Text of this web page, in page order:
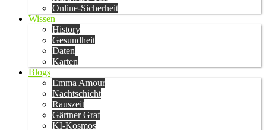
Online-Sicherheit
Wissen
History
Gesundheit
Daten
Karten
Blogs
Emma Amour
Nachtschicht
Rauszeit
Gärtner Graf
KI-Kosmos